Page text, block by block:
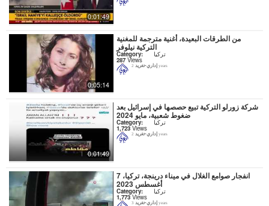
0:01:49
0:05:14
من الطرقات البعيدة، أغنية مترجمة للمغنية
التركية نيلوفر
Category: تركيا
287Views
إداري-تغريد 2 years
0:01:49
شركة زورلو التركية تبيع حصصها في إسرائيل بعد
ضغوط شعبية، مايو 2024
Category: تركيا
1,723Views
إداري-تغريد 2 years
انفجار صوامع الغلال في ميناء درينجة، تركيا، 7
أغسطس 2023
Category: تركيا
1,773Views
إداري-تغريد 3 years